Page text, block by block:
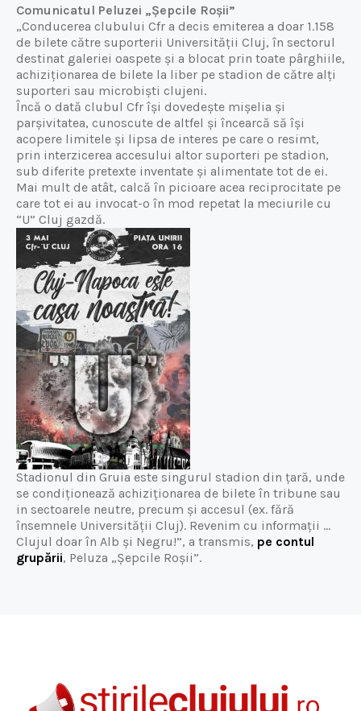
Comunicatul Peluzei „Șepcile Roșii”
„Conducerea clubului Cfr a decis emiterea a doar 1.158
de bilete către suporterii Universității Cluj, în sectorul
destinat galeriei oaspete și a blocat prin toate pârghiile,
achiziționarea de bilete la liber pe stadion de către alți
suporteri sau microbiști clujeni.
Încă o dată clubul Cfr își dovedește mișelia și
parșivitatea, cunoscute de altfel și încearcă să își
acopere limitele și lipsa de interes pe care o resimt,
prin interzicerea accesului altor suporteri pe stadion,
sub diferite pretexte inventate și alimentate tot de ei.
Mai mult de atât, calcă în picioare acea reciprocitate pe
care tot ei au invocat-o în mod repetat la meciurile cu
“U” Cluj gazdă.
Stadionul din Gruia este singurul stadion din țară, unde
se condiționează achiziționarea de bilete în tribune sau
in sectoarele neutre, precum și accesul (ex. fără
însemnele Universității Cluj). Revenim cu informații …
Clujul doar în Alb și Negru!”, a transmis, pe contul
grupării, Peluza „Șepcile Roșii”.